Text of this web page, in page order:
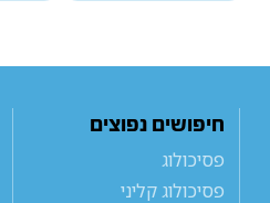
חיפושים נפוצים
פסיכולוג
פסיכולוג קליני